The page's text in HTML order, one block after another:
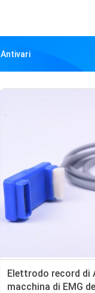
Elettrodo record di
macchina di EMG